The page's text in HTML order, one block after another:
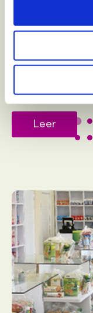
que se
ativo(a)
Leer